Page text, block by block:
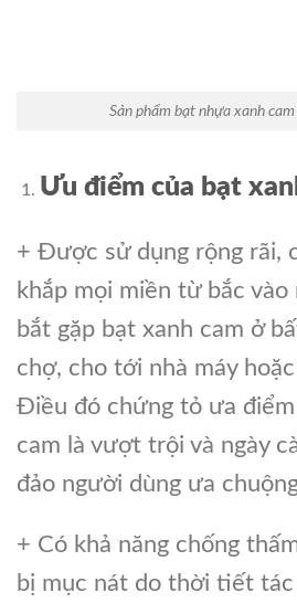
Sản phẩm bạt nhựa xanh
Ưu điểm của bạt
+ Được sử dụng rộng rãi,
khắp mọi miền từ bắc vào
bắt gặp bạt xanh cam ở
chợ, cho tới nhà máy
Điều đó chứng tỏ ưa
cam là vượt trội và ngày
đảo người dùng ưa
+ Có khả năng chống
bị mục nát do thời tiết tác